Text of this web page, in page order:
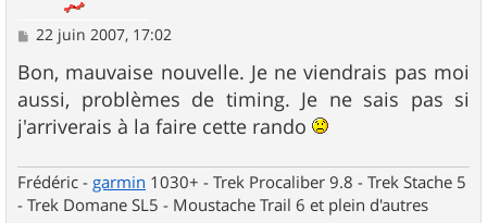
M
s
s
a
g
e
22 juin 2007, 17:02
Bon, mauvaise nouvelle. Je ne viendrais pas moi
aussi, problèmes de timing. Je ne sais pas si
j'arriverais à la faire cette rando
Frédéric - garmin 1030+ - Trek Procaliber 9.8 - Trek Stache 5
- Trek Domane SL5 - Moustache Trail 6 et plein d'autres